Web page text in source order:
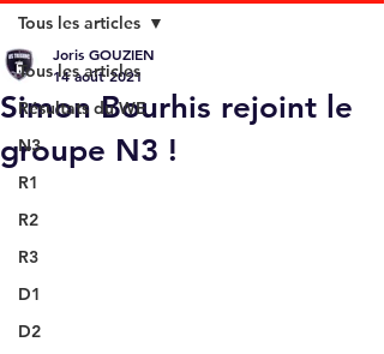
Tous les articles
Résultats du WE
N3
R1
R2
R3
D1
D2
Tous les articles
Simon Bourhis rejoint le
groupe N3 !
Joris GOUZIEN
14 août 2021